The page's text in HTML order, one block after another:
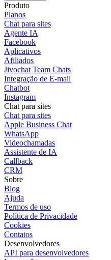
Produto
Planos
Chat para sites
Agente IA
Facebook
Aplicativos
Afiliados
Jivochat Team Chats
Integração de E-mail
Chatbot
Instagram
Chat para sites
Chat para sites
Apple Business Chat
WhatsApp
Videochamadas
Assistente de IA
Callback
CRM
Sobre
Blog
Ajuda
Termos de uso
Política de Privacidade
Cookies
Contatos
Desenvolvedores
API para desenvolvedores